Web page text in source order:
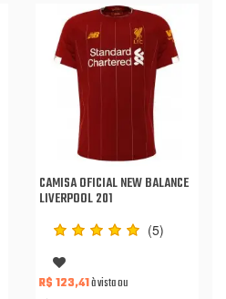
CAMISA OFICIAL NEW BALANCE
LIVERPOOL 201
(5)
R$ 123,41à vista ou